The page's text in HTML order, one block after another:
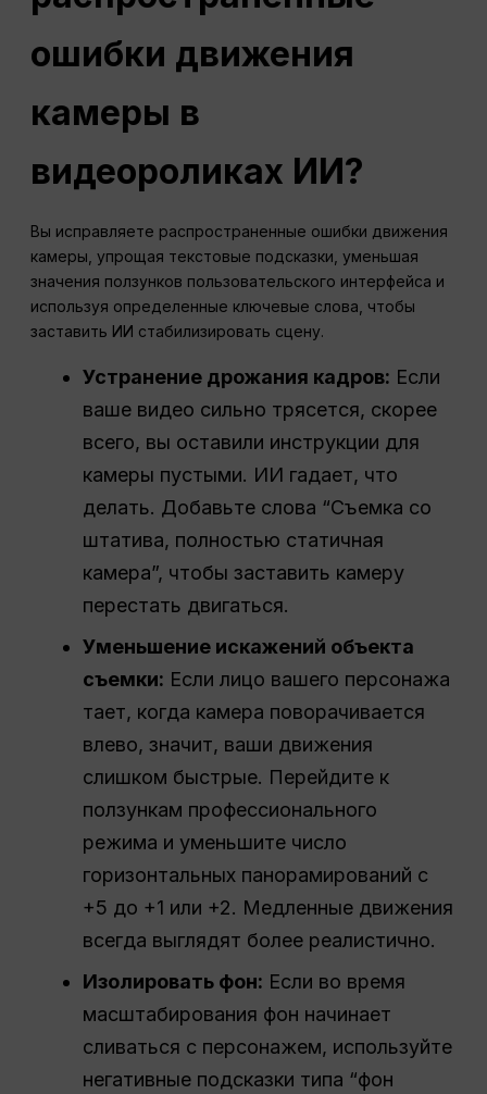
ошибки движения
камеры в
видеороликах ИИ?
Вы исправляете распространенные ошибки движения
камеры, упрощая текстовые подсказки, уменьшая
значения ползунков пользовательского интерфейса и
используя определенные ключевые слова, чтобы
заставить ИИ стабилизировать сцену.
Устранение дрожания кадров: Если
ваше видео сильно трясется, скорее
всего, вы оставили инструкции для
камеры пустыми. ИИ гадает, что
делать. Добавьте слова “Съемка со
штатива, полностью статичная
камера”, чтобы заставить камеру
перестать двигаться.
Уменьшение искажений объекта
съемки: Если лицо вашего персонажа
тает, когда камера поворачивается
влево, значит, ваши движения
слишком быстрые. Перейдите к
ползункам профессионального
режима и уменьшите число
горизонтальных панорамирований с
+5 до +1 или +2. Медленные движения
всегда выглядят более реалистично.
Изолировать фон: Если во время
масштабирования фон начинает
сливаться с персонажем, используйте
негативные подсказки типа “фон